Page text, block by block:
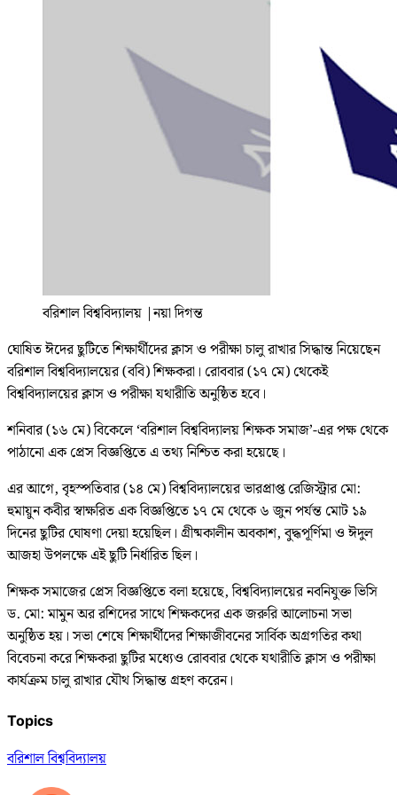
বরিশাল বিশ্ববিদ্যালয় |নয়া দিগন্ত
ঘোষিত ঈদের ছুটিতে শিক্ষার্থীদের ক্লাস ও পরীক্ষা চালু রাখার সিদ্ধান্ত নিয়েছেন
বরিশাল বিশ্ববিদ্যালয়ের (ববি) শিক্ষকরা। রোববার (১৭ মে) থেকেই
বিশ্ববিদ্যালয়ের ক্লাস ও পরীক্ষা যথারীতি অনুষ্ঠিত হবে।
শনিবার (১৬ মে) বিকেলে ‘বরিশাল বিশ্ববিদ্যালয় শিক্ষক সমাজ’-এর পক্ষ থেকে
পাঠানো এক প্রেস বিজ্ঞপ্তিতে এ তথ্য নিশ্চিত করা হয়েছে।
এর আগে, বৃহস্পতিবার (১৪ মে) বিশ্ববিদ্যালয়ের ভারপ্রাপ্ত রেজিস্ট্রার মো:
হুমায়ুন কবীর স্বাক্ষরিত এক বিজ্ঞপ্তিতে ১৭ মে থেকে ৬ জুন পর্যন্ত মোট ১৯
দিনের ছুটির ঘোষণা দেয়া হয়েছিল। গ্রীষ্মকালীন অবকাশ, বুদ্ধপূর্ণিমা ও ঈদুল
আজহা উপলক্ষে এই ছুটি নির্ধারিত ছিল।
শিক্ষক সমাজের প্রেস বিজ্ঞপ্তিতে বলা হয়েছে, বিশ্ববিদ্যালয়ের নবনিযুক্ত ভিসি
ড. মো: মামুন অর রশিদের সাথে শিক্ষকদের এক জরুরি আলোচনা সভা
অনুষ্ঠিত হয়। সভা শেষে শিক্ষার্থীদের শিক্ষাজীবনের সার্বিক অগ্রগতির কথা
বিবেচনা করে শিক্ষকরা ছুটির মধ্যেও রোববার থেকে যথারীতি ক্লাস ও পরীক্ষা
কার্যক্রম চালু রাখার যৌথ সিদ্ধান্ত গ্রহণ করেন।
Topics
বরিশাল বিশ্ববিদ্যালয়